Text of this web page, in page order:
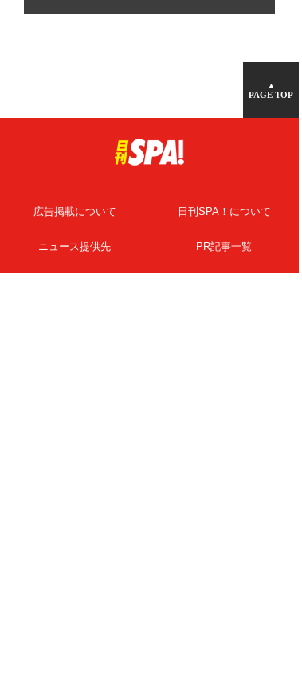
▲
PAGE TOP
広告掲載について 日刊SPA！について
ニュース提供先 PR記事一覧